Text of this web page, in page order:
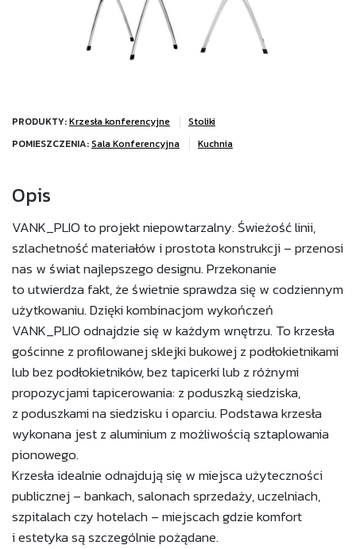
PRODUKTY:Krzesła konferencyjne
Stoliki
POMIESZCZENIA:Sala Konferencyjna Kuchnia
Opis
VANK_PLIO to projekt niepowtarzalny. Świeżość linii,
szlachetność materiałów i prostota konstrukcji – przenosi
nas w świat najlepszego designu. Przekonanie
to utwierdza fakt, że świetnie sprawdza się w codziennym
użytkowaniu. Dzięki kombinacjom wykończeń
VANK_PLIO odnajdzie się w każdym wnętrzu. To krzesła
gościnne z profilowanej sklejki bukowej z podłokietnikami
lub bez podłokietników, bez tapicerki lub z różnymi
propozycjami tapicerowania: z poduszką siedziska,
z poduszkami na siedzisku i oparciu. Podstawa krzesła
wykonana jest z aluminium z możliwością sztaplowania
pionowego.
Krzesła idealnie odnajdują się w miejsca użyteczności
publicznej – bankach, salonach sprzedaży, uczelniach,
szpitalach czy hotelach – miejscach gdzie komfort
i estetyka są szczególnie pożądane.